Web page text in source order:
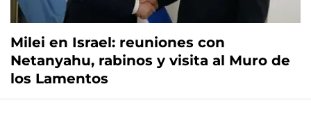
Milei en Israel: reuniones con
Netanyahu, rabinos y visita al Muro de
los Lamentos